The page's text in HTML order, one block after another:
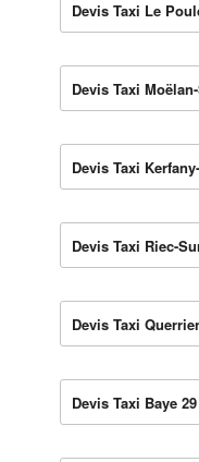
Devis Taxi Le
Devis Taxi
Devis Taxi
Devis Taxi Riec-
Devis Taxi
Devis Taxi Baye 29